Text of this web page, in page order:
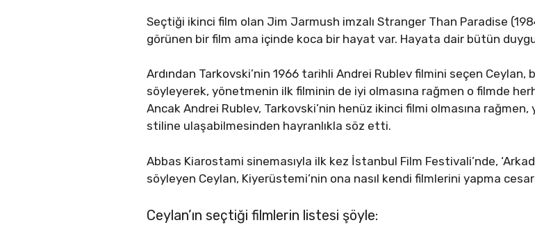
Seçtiği ikinci film olan Jim Jarmush imzalı Stranger Than Paradise
görünen bir film ama içinde koca bir hayat var. Hayata dair bütün
Ardından Tarkovski’nin 1966 tarihli Andrei Rublev filmini seçen Ceylan,
söyleyerek, yönetmenin ilk filminin de iyi olmasına rağmen o filmde
Ancak Andrei Rublev, Tarkovski’nin henüz ikinci filmi olmasına
stiline ulaşabilmesinden hayranlıkla söz etti.
Abbas Kiarostami sinemasıyla ilk kez İstanbul Film Festivali’nde,
söyleyen Ceylan, Kiyerüstemi’nin ona nasıl kendi filmlerini yapma
Ceylan’ın seçtiği filmlerin listesi şöyle: